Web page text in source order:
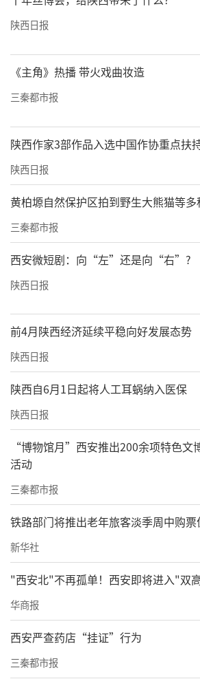
6月下旬，湖北省文旅厅先后
两场专场推介会，面向西北市
5条精品旅游线路，覆盖山水观
避暑休闲、亲子研学等全品类
文旅企业现场签订客源互送、
议，打通了西北客源入鄂的渠
日，湖北省20余家重点旅行
方向入鄂旅行团组近100个，
人大型环线团、兰州至武汉
全部顺利成团。今年暑假，
子研学、避暑休闲的客流高峰
游客量有望实现稳步增长。
沿线各地也同步提前布局：十
专班，推出10条特色旅游线
盟”线上系统，游客凭高铁
消费优惠券；襄阳与西安共
道”，推进客源互送、政策互
陕西日报
《主角》热播 带火戏曲妆造
三秦都市报
陕西作家3部作品入选中国作协重点扶
陕西日报
黄柏塬自然保护区拍到野生大熊猫等
三秦都市报
西安微短剧：向“左”还是向“右”?
陕西日报
前4月陕西经济延续平稳向好发展态势
陕西日报
陕西自6月1日起将人工耳蜗纳入医保
陕西日报
“博物馆月”西安推出200余项特色文
活动
三秦都市报
铁路部门将推出老年旅客淡季周中购
新华社
"西安北"不再孤单！西安即将进入"双
华商报
西安严查药店“挂证”行为
三秦都市报